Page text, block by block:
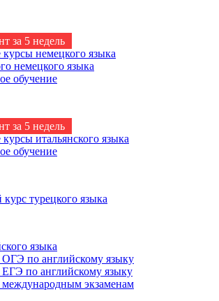
за 5 недель
немецкого языка
немецкого языка
обучение
за 5 недель
итальянского языка
обучение
турецкого языка
языка
ОГЭ по английскому языку
по английскому языку
международным экзаменам